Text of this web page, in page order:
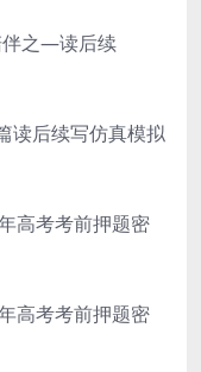
之—读后续
后续写仿真模拟
高考考前押题密
高考考前押题密